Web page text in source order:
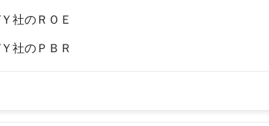
社のＲＯＥ
社のＰＢＲ